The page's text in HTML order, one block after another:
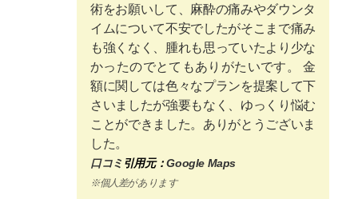
術をお願いして、麻酔の痛みやダウンタ
イムについて不安でしたがそこまで痛み
も強くなく、腫れも思っていたより少な
かったのでとてもありがたいです。 金
額に関しては色々なプランを提案して下
さいましたが強要もなく、ゆっくり悩む
ことができました。ありがとうございま
した。
口コミ 引用元：Google Maps
※個人差があります